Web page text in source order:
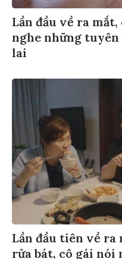
Lần đầu về ra
nghe những tuyên
lai
Lần đầu tiên về ra
rửa bát, cô gái nói